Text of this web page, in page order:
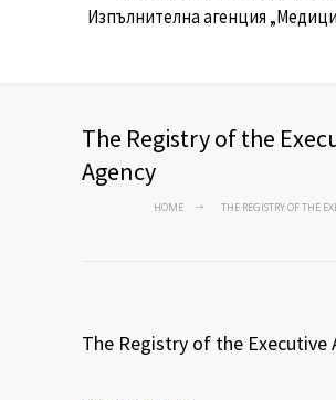
Изпълнителна агенция
The Registry of the
Agency
HOME THE REGISTRY OF THE
The Registry of the Еxecutive